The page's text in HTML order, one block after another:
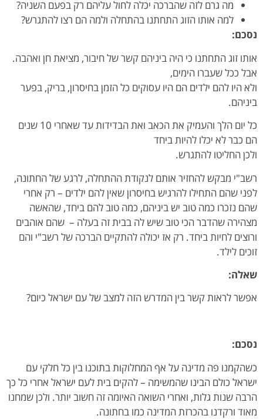
מה גרם לזה שהברכה יכלה לחול עליהם רק בפעם השניה?
למה אותו הזוג התחתנו בהתחלה ולמה הם רצו להתגרש?
נסכם:
אותו זוג התחתנו כי היה ביניהם קשר של חיבור, מציאת חן ואהבה.
אבל ככל שעברו הימים,
ולא היו להם ילדים הם היו עסוקים כל הזמן בחיסרון, בריק, בפער
ביניהם.
כל יום הלך והעמיק את הכאב ואת הבדידות עד שאחרי 10 שנים
הם כבר לא יכלו להיות ביחד
ולכן החליטו להתגרש.
רשב"י מבקש להחזיר אותם לנקודת ההתחלה, לרגע של החתונה,
לפני שהם התחילו להרגיש בחיסרון שאין להם ילדים – רק אחרי
שהם נזכרו כמה טוב יש ביניהם, כמה טוב להם ביחד, שהאשה
מצהירה שהדבר הכי טוב שיש לה בבית זה בעלה – שהם אוהבים
ורוצים לחיות ביחד. רק אז יכולה להתקיים הברכה של רשב"י והם
זוכים לילד.
שאלה:
אפשר לראות קשר בין המדרש הזה למצב של עם ישראל כיום?
נסכם:
כשהקמנו פה מדינה על אף המחלוקות בתוכנו בין כל חלקי עם
ישראל כולם הבינו שהמשימה – להקים בית לעם ישראל אחרי כל כך
הרבה שנות גלות, ואחרי השואה האיומה זה חשוב יותר. ולכן שמחנו
מאוד ורקדנו בהכרזת המדינה כמו בחתונה.